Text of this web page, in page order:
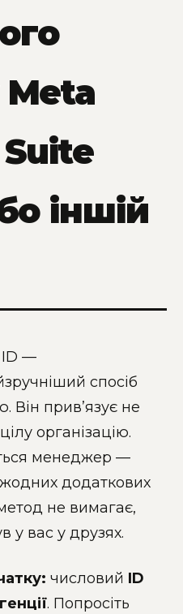
Meta
іншій
ID —
спосіб
Він прив’язує не
організацію.
менеджер —
додаткових
не вимагає,
у вас у друзях.
числовий ID
. Попросіть